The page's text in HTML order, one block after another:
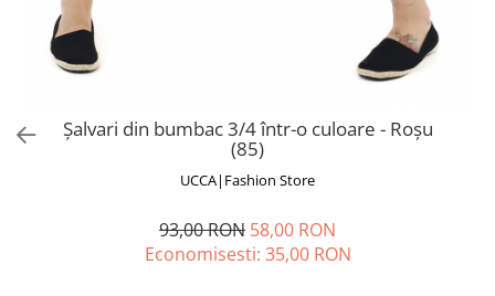
Genți și Borsete
Pălării
Bijuterii
PRODUSE DE RELAXARE
Șalvari din bumbac 3/4 într-o culoare - Roșu
(85)
UCCA|Fashion Store
93,00 RON 58,00 RON
Economisesti: 35,00 RON